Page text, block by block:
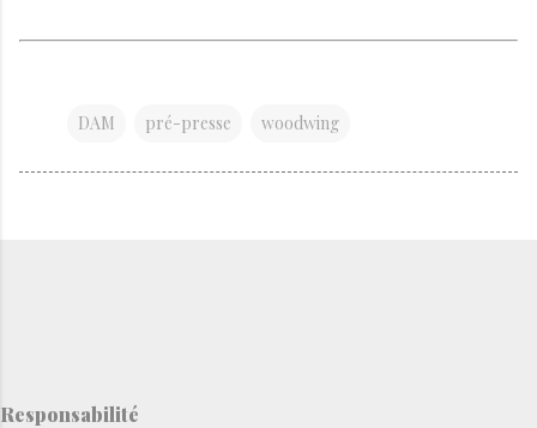
DAM pré-presse woodwing
Responsabilité